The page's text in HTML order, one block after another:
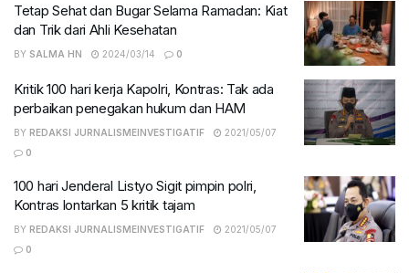
Tetap Sehat dan Bugar Selama Ramadan: Kiat
dan Trik dari Ahli Kesehatan
BY SALMA HN 2024/03/14 0
Kritik 100 hari kerja Kapolri, Kontras: Tak ada
perbaikan penegakan hukum dan HAM
BY REDAKSI JURNALISMEINVESTIGATIF
2021/05/07
0
100 hari Jenderal Listyo Sigit pimpin polri,
Kontras lontarkan 5 kritik tajam
BY REDAKSI JURNALISMEINVESTIGATIF
2021/05/07
0